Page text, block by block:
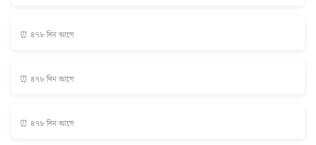
⏰ ৪৭৮ দিন আগে
⏰ ৪৭৮ দিন আগে
⏰ ৪৭৮ দিন আগে